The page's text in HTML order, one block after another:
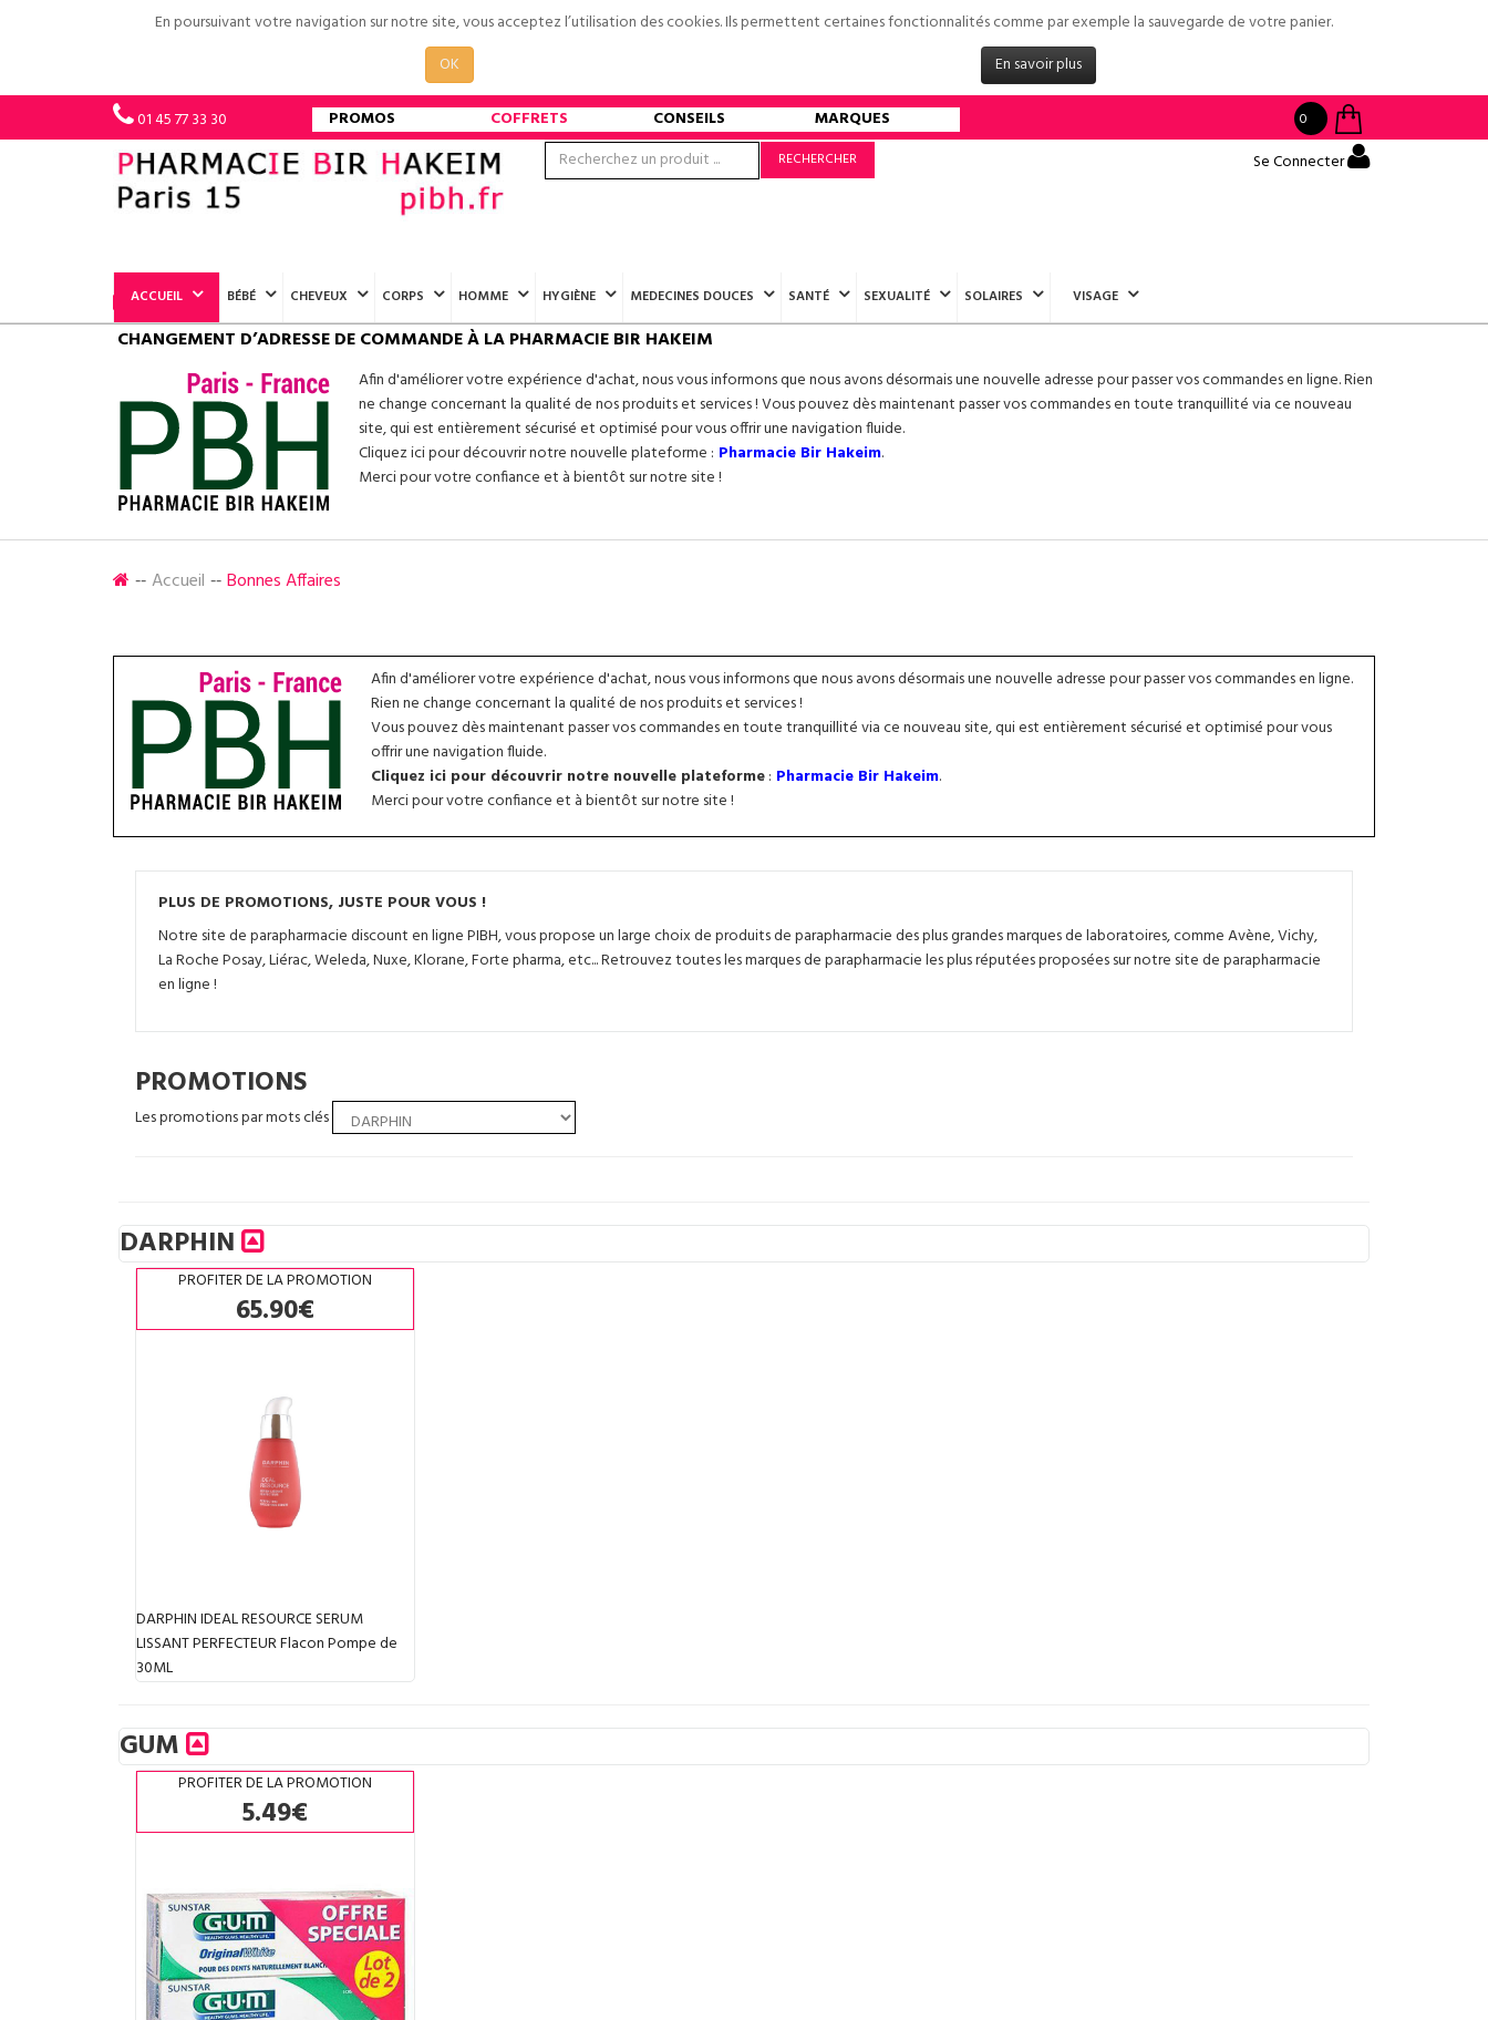
En poursuivant votre navigation sur notre site, vous acceptez l’utilisation des cookies. Ils permettent certaines fonctionnalités comme par exemple la sauvegarde de votre panier.
OK
En savoir plus
01 45 77 33 30 PROMOS COFFRETS CONSEILS MARQUES
0
RECHERCHER
Se Connecter
ACCUEIL BÉBÉ CHEVEUX CORPS HOMME HYGIÈNE MEDECINES DOUCES SANTÉ SEXUALITÉ SOLAIRES VISAGE
CHANGEMENT D’ADRESSE DE COMMANDE À LA PHARMACIE BIR HAKEIM
Afin d'améliorer votre expérience d'achat, nous vous informons que nous avons désormais une nouvelle adresse pour passer vos commandes en ligne. Rien
ne change concernant la qualité de nos produits et services ! Vous pouvez dès maintenant passer vos commandes en toute tranquillité via ce nouveau
site, qui est entièrement sécurisé et optimisé pour vous offrir une navigation fluide.
Cliquez ici pour découvrir notre nouvelle plateforme : Pharmacie Bir Hakeim.
Merci pour votre confiance et à bientôt sur notre site !
Accueil Bonnes Affaires
Afin d'améliorer votre expérience d'achat, nous vous informons que nous avons désormais une nouvelle adresse pour passer vos commandes en ligne.
Rien ne change concernant la qualité de nos produits et services !
Vous pouvez dès maintenant passer vos commandes en toute tranquillité via ce nouveau site, qui est entièrement sécurisé et optimisé pour vous
offrir une navigation fluide.
Cliquez ici pour découvrir notre nouvelle plateforme: Pharmacie Bir Hakeim.
Merci pour votre confiance et à bientôt sur notre site !
PLUS DE PROMOTIONS, JUSTE POUR VOUS !
Notre site de parapharmacie discount en ligne PIBH, vous propose un large choix de produits de parapharmacie des plus grandes marques de laboratoires, comme Avène, Vichy,
La Roche Posay, Liérac, Weleda, Nuxe, Klorane, Forte pharma, etc... Retrouvez toutes les marques de parapharmacie les plus réputées proposées sur notre site de parapharmacie
en ligne !
PROMOTIONS
Les promotions par mots clés
DARPHIN
PROFITER DE LA PROMOTION
65.90€
DARPHIN IDEAL RESOURCE SERUM
LISSANT PERFECTEUR Flacon Pompe de
30ML
GUM
PROFITER DE LA PROMOTION
5.49€